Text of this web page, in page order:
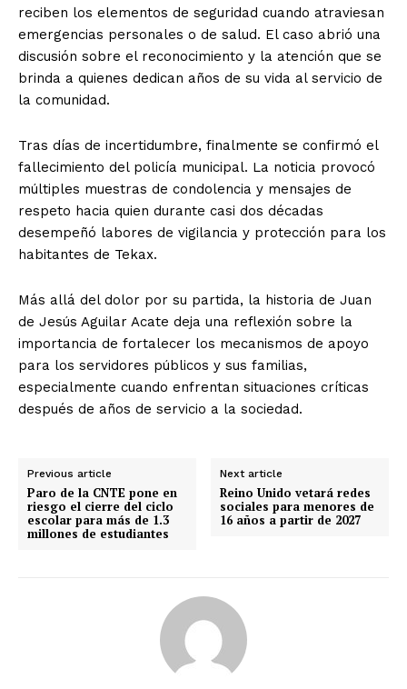
reciben los elementos de seguridad cuando atraviesan
emergencias personales o de salud. El caso abrió una
discusión sobre el reconocimiento y la atención que se
brinda a quienes dedican años de su vida al servicio de
la comunidad.
Tras días de incertidumbre, finalmente se confirmó el
fallecimiento del policía municipal. La noticia provocó
múltiples muestras de condolencia y mensajes de
respeto hacia quien durante casi dos décadas
desempeñó labores de vigilancia y protección para los
habitantes de Tekax.
Más allá del dolor por su partida, la historia de Juan
de Jesús Aguilar Acate deja una reflexión sobre la
importancia de fortalecer los mecanismos de apoyo
para los servidores públicos y sus familias,
especialmente cuando enfrentan situaciones críticas
después de años de servicio a la sociedad.
Previous article
Paro de la CNTE pone en
riesgo el cierre del ciclo
escolar para más de 1.3
millones de estudiantes
Next article
Reino Unido vetará redes
sociales para menores de
16 años a partir de 2027